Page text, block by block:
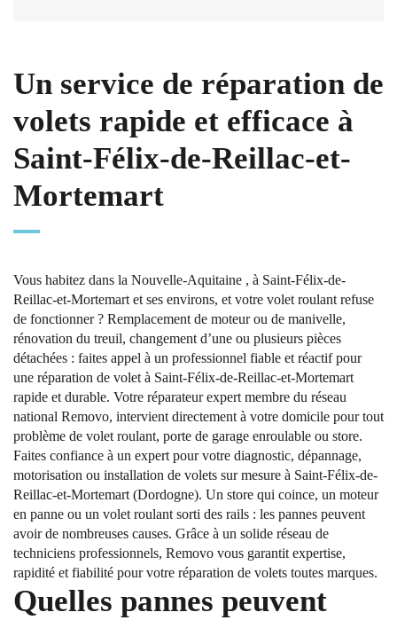
Un service de réparation de
volets rapide et efficace à
Saint-Félix-de-Reillac-et-
Mortemart
Vous habitez dans la Nouvelle-Aquitaine , à Saint-Félix-de-
Reillac-et-Mortemart et ses environs, et votre volet roulant refuse
de fonctionner ? Remplacement de moteur ou de manivelle,
rénovation du treuil, changement d’une ou plusieurs pièces
détachées : faites appel à un professionnel fiable et réactif pour
une réparation de volet à Saint-Félix-de-Reillac-et-Mortemart
rapide et durable. Votre réparateur expert membre du réseau
national Removo, intervient directement à votre domicile pour tout
problème de volet roulant, porte de garage enroulable ou store.
Faites confiance à un expert pour votre diagnostic, dépannage,
motorisation ou installation de volets sur mesure à Saint-Félix-de-
Reillac-et-Mortemart (Dordogne). Un store qui coince, un moteur
en panne ou un volet roulant sorti des rails : les pannes peuvent
avoir de nombreuses causes. Grâce à un solide réseau de
techniciens professionnels, Removo vous garantit expertise,
rapidité et fiabilité pour votre réparation de volets toutes marques.
Quelles pannes peuvent